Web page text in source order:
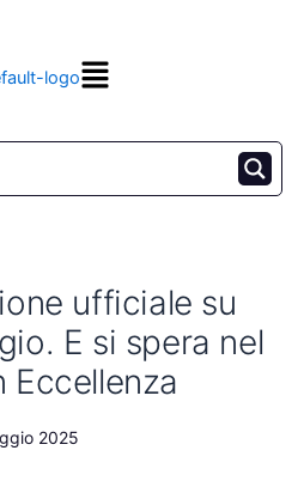
ufficiale su
E si spera nel
Eccellenza
2025